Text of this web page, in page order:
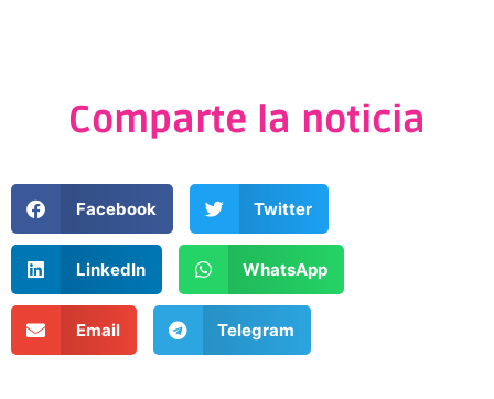
Comparte la noticia
Facebook Twitter
LinkedIn WhatsApp
Email Telegram